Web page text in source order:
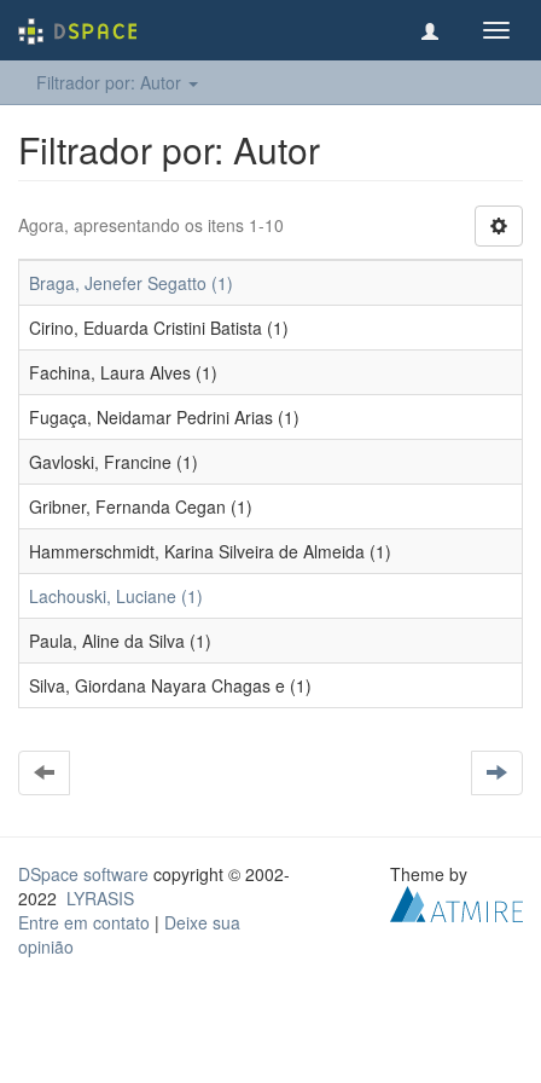
Filtrador por: Autor
Filtrador por: Autor
Agora, apresentando os itens 1-10
Braga, Jenefer Segatto (1)
Cirino, Eduarda Cristini Batista (1)
Fachina, Laura Alves (1)
Fugaça, Neidamar Pedrini Arias (1)
Gavloski, Francine (1)
Gribner, Fernanda Cegan (1)
Hammerschmidt, Karina Silveira de Almeida (1)
Lachouski, Luciane (1)
Paula, Aline da Silva (1)
Silva, Giordana Nayara Chagas e (1)
DSpace software copyright © 2002-
2022 LYRASIS
Entre em contato | Deixe sua
opinião
Theme by